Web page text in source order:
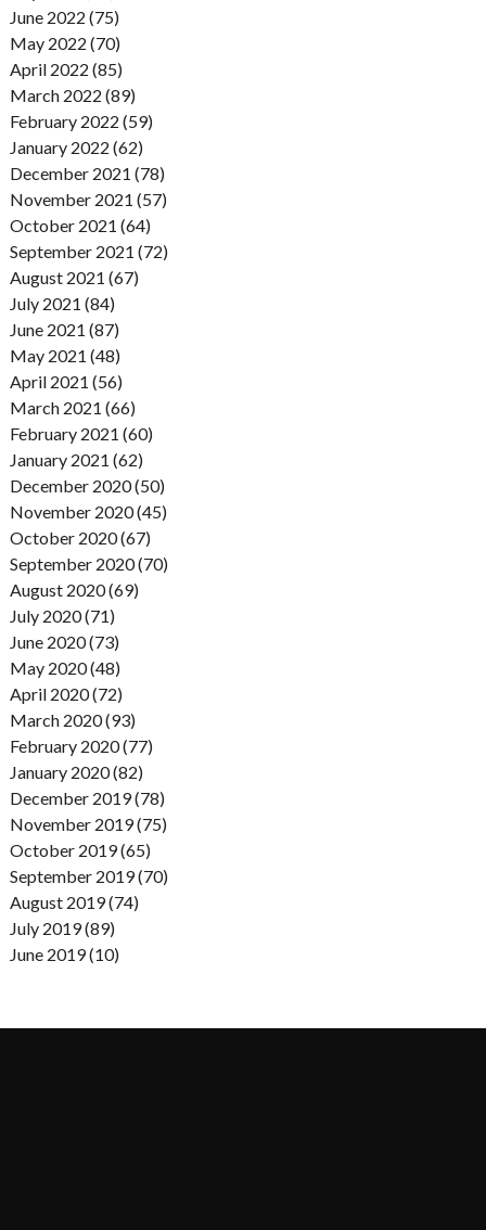
June 2022 (75)
May 2022 (70)
April 2022 (85)
March 2022 (89)
February 2022 (59)
January 2022 (62)
December 2021 (78)
November 2021 (57)
October 2021 (64)
September 2021 (72)
August 2021 (67)
July 2021 (84)
June 2021 (87)
May 2021 (48)
April 2021 (56)
March 2021 (66)
February 2021 (60)
January 2021 (62)
December 2020 (50)
November 2020 (45)
October 2020 (67)
September 2020 (70)
August 2020 (69)
July 2020 (71)
June 2020 (73)
May 2020 (48)
April 2020 (72)
March 2020 (93)
February 2020 (77)
January 2020 (82)
December 2019 (78)
November 2019 (75)
October 2019 (65)
September 2019 (70)
August 2019 (74)
July 2019 (89)
June 2019 (10)